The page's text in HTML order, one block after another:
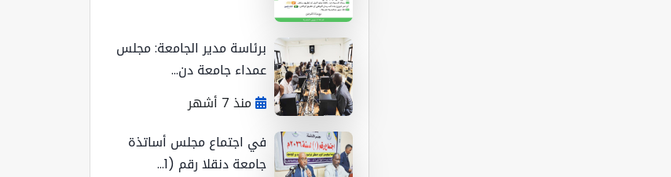
برئاسة مدير الجامعة: مجلس
عمداء جامعة دن...
منذ 7 أشهر
في اجتماع مجلس أساتذة
جامعة دنقلا رقم (1...